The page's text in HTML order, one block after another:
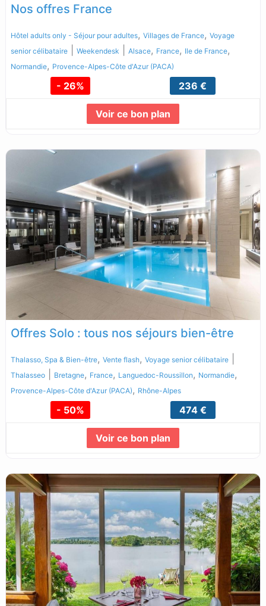
Nos offres France
Hôtel adults only - Séjour pour adultes, Villages de France, Voyage
senior célibataire| Weekendesk Alsace, France, Ile de France,
Normandie, Provence-Alpes-Côte d'Azur (PACA)
- 26% 236 €
Voir ce bon plan
Lire la suite...
Offres Solo : tous nos séjours bien-être
Thalasso, Spa & Bien-être, Vente flash, Voyage senior célibataire|
Thalasseo| Bretagne, France, Languedoc-Roussillon , Normandie,
Provence-Alpes-Côte d'Azur (PACA) , Rhône-Alpes
- 50% 474 €
Voir ce bon plan
Lire la suite...